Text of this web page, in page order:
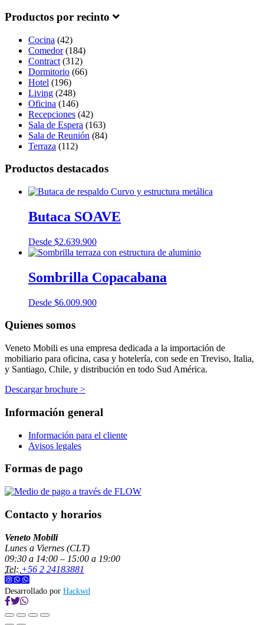
Productos por recinto
Cocina (42)
Comedor(184)
Contract (312)
Dormitorio (66)
Hotel (196)
Living (248)
Oficina (146)
Recepciones (42)
Sala de Espera (163)
Sala de Reunión (84)
Terraza (112)
Productos destacados
Butaca SOAVE
Desde $2.639.900
Sombrilla Copacabana
Desde $6.009.900
Quienes somos
Veneto Mobili es una empresa dedicada a la importación de
mobiliario para oficina, casa y hotelería, con sede en Treviso, Italia,
y Santiago, Chile, y distribución en todo Sud América.
Descargar brochure >
Información general
Información para el cliente
Avisos legales
Formas de pago
Contacto y horarios
Veneto Mobili
Lunes a Viernes (CLT)
09:30 a 14:00 – 15:00 a 19:00
Tel: +56 2 24183881
Desarrollado por Hackwd